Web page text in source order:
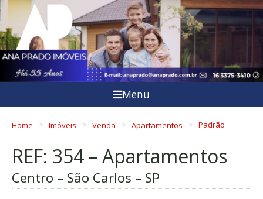
Menu
Home Imóveis Venda Apartamentos Padrão
REF: 354 – Apartamentos
Centro – São Carlos – SP